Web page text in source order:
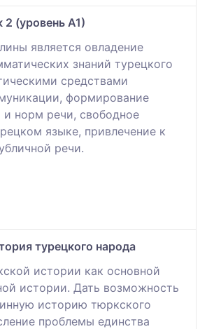
2 (уровень А1)
является овладение
знаний турецкого
средствами
формирование
и норм речи, свободное
языке, привлечение к
речи.
турецкого народа
истории как основной
истории. Дать возможность
историю тюркского
проблемы единства